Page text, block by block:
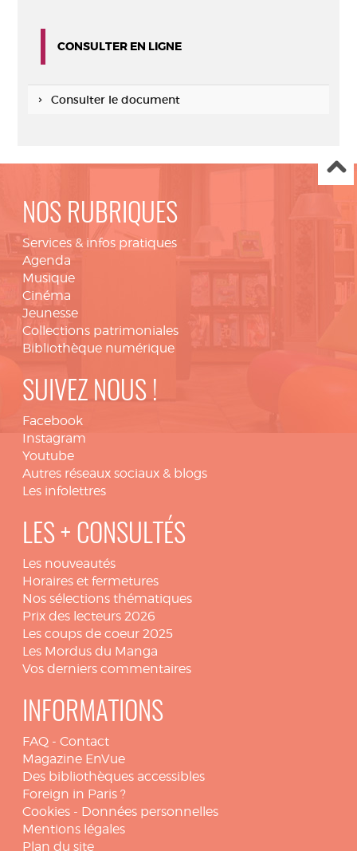
CONSULTER EN LIGNE
Consulter le document
NOS RUBRIQUES
Services & infos pratiques
Agenda
Musique
Cinéma
Jeunesse
Collections patrimoniales
Bibliothèque numérique
SUIVEZ NOUS !
Facebook
Instagram
Youtube
Autres réseaux sociaux & blogs
Les infolettres
LES + CONSULTÉS
Les nouveautés
Horaires et fermetures
Nos sélections thématiques
Prix des lecteurs 2026
Les coups de coeur 2025
Les Mordus du Manga
Vos derniers commentaires
INFORMATIONS
FAQ - Contact
Magazine EnVue
Des bibliothèques accessibles
Foreign in Paris ?
Cookies - Données personnelles
Mentions légales
Plan du site